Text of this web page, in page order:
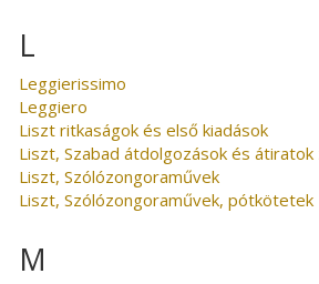
L
Leggierissimo
Leggiero
Liszt ritkaságok és első kiadások
Liszt, Szabad átdolgozások és átiratok
Liszt, Szólózongoraművek
Liszt, Szólózongoraművek, pótkötetek
M